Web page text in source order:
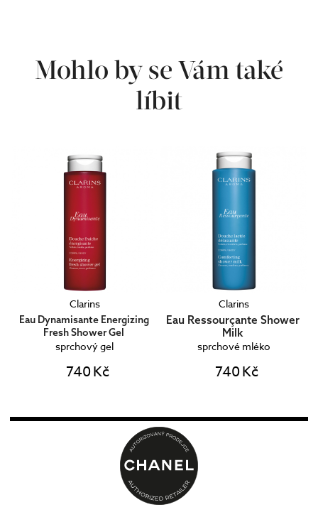
Mohlo by se Vám také
líbit
Clarins
Eau Dynamisante Energizing
Fresh Shower Gel
sprchový gel
740 Kč
Clarins
Eau Ressourçante Shower
Milk
sprchové mléko
740 Kč